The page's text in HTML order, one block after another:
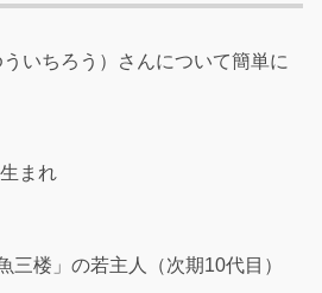
ういちろう）さんについて簡単に
まれ
三楼」の若主人（次期10代目）